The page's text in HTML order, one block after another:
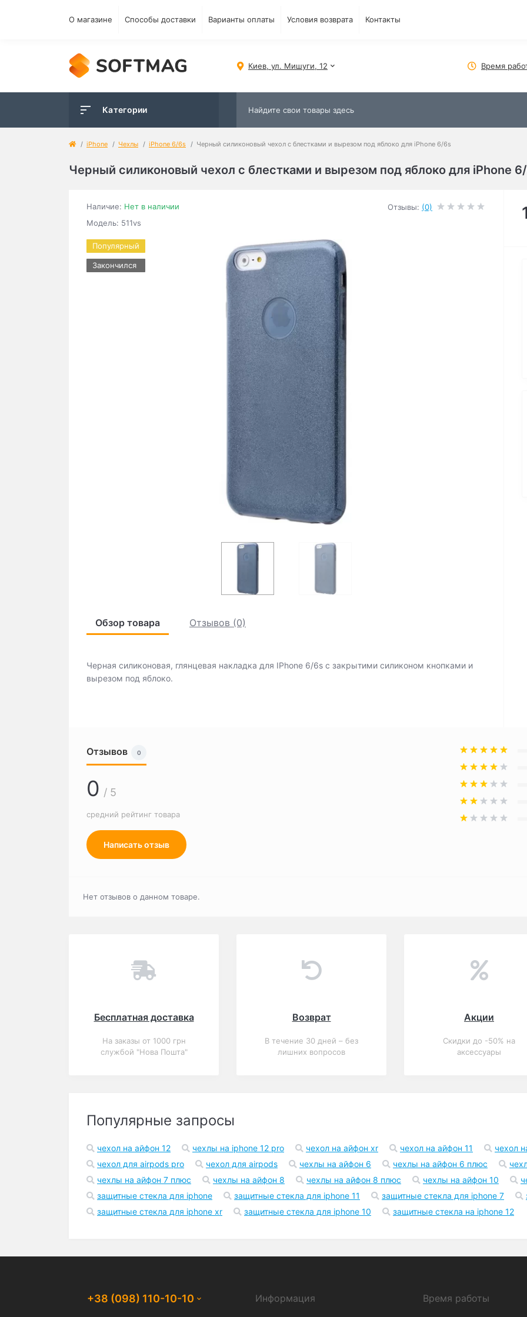
О магазине Способы доставки Варианты оплаты Условия возврата Контакты
Киев, ул. Мишуги, 12 Время
Категории
iPhone Чехлы iPhone 6/6s Черный силиконовый чехол с блестками и вырезом под яблоко для iPhone 6/6s
Черный силиконовый чехол с блестками и вырезом под яблоко для iPhone
Наличие: Нет в наличии
Модель: 511vs
Отзывы: (0)
Популярный
Закончился
Обзор товара Отзывов (0)
Черная силиконовая, глянцевая накладка для IPhone 6/6s с закрытими силиконом кнопками и
вырезом под яблоко.
Отзывов 0
0 / 5
средний рейтинг товара
Написать отзыв
Нет отзывов о данном товаре.
Бесплатная доставка
На заказы от 1000 грн
службой "Нова Пошта"
Возврат
В течение 30 дней – без
лишних вопросов
Акции
Скидки до -50% на
аксессуары
Популярные запросы
чехол на айфон 12 чехлы на iphone 12 pro чехол на айфон xr чехол на айфон 11
чехол
чехол для airpods pro
чехол для airpods чехлы на айфон 6 чехлы на айфон 6 плюс
чехлы на айфон 7 плюс
чехлы на айфон 8 чехлы на айфон 8 плюс чехлы на айфон 10
защитные стекла для iphone
защитные стекла для iphone 11 защитные стекла для iphone 7
защитные стекла для iphone xr
защитные стекла для iphone 10 защитные стекла на iphone 12
+38 (098) 110-10-10 Информация Время работы